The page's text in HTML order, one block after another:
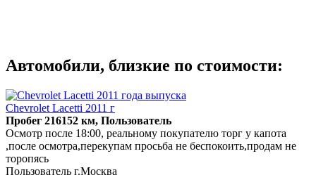
Автомобили, близкие по стоимости:
Chevrolet Lacetti 2011 г
Пробег 216152 км, Пользователь
Осмотр после 18:00, реальному покупателю торг у капота
,после осмотра,перекупам просьба не беспокоить,продам не
торопясь
Пользователь г.Москва